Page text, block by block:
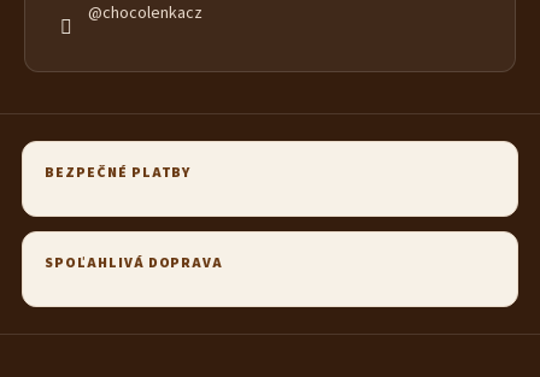
@chocolenkacz
BEZPEČNÉ PLATBY
SPOĽAHLIVÁ DOPRAVA